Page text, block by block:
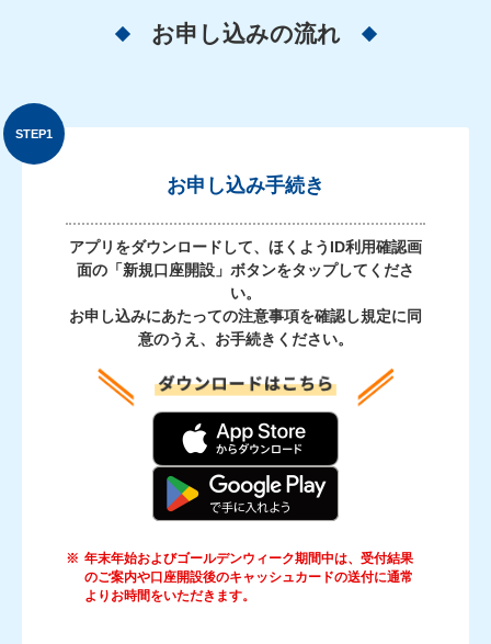
お申し込みの流れ
お申し込み手続き
アプリをダウンロードして、ほくようID利用確認画
面の「新規口座開設」ボタンをタップしてくださ
い。
お申し込みにあたっての注意事項を確認し規定に同
意のうえ、お手続きください。
※ 年末年始およびゴールデンウィーク期間中は、受付結果
のご案内や口座開設後のキャッシュカードの送付に通常
よりお時間をいただきます。